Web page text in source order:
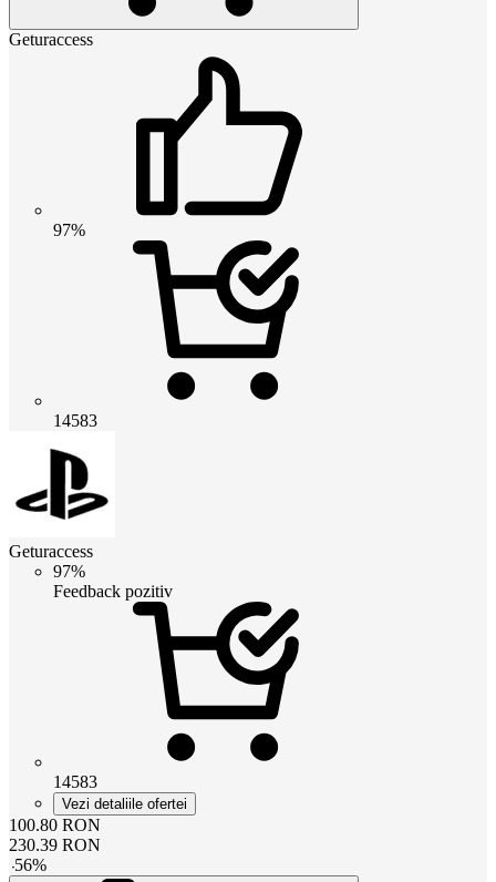
Geturaccess
97%
14583
Geturaccess
97%
Feedback pozitiv
14583
Vezi detaliile ofertei
100.80 RON
230.39 RON
-56%